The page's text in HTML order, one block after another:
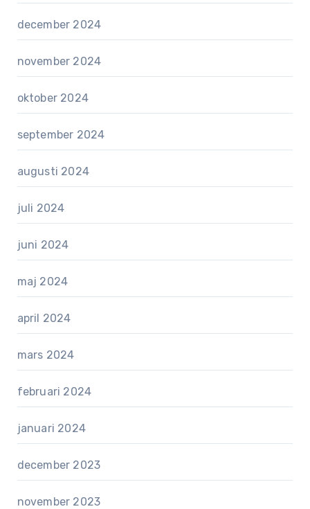
december 2024
november 2024
oktober 2024
september 2024
augusti 2024
juli 2024
juni 2024
maj 2024
april 2024
mars 2024
februari 2024
januari 2024
december 2023
november 2023